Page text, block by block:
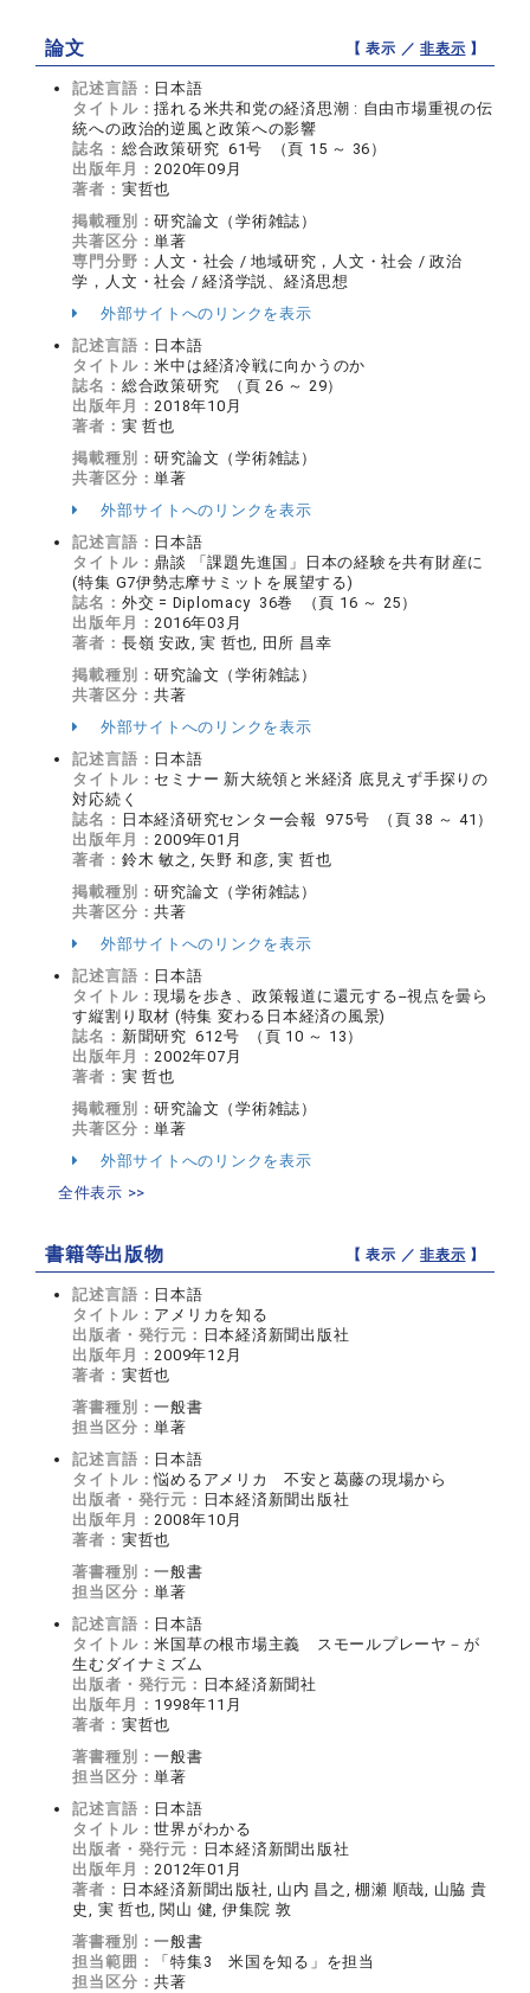
論文 【 表示 ／非表示 】
記述言語： 日本語
タイトル：揺れる米共和党の経済思潮 : 自由市場重視の伝
統への政治的逆風と政策への影響
誌名： 総合政策研究 61号 （頁 15 ～ 36）
出版年月：2020年09月
著者： 実哲也
掲載種別：研究論文（学術雑誌）
共著区分：単著
専門分野： 人文・社会 / 地域研究，人文・社会 / 政治
学，人文・社会 / 経済学説、経済思想
外部サイトへのリンクを表示
記述言語： 日本語
タイトル：米中は経済冷戦に向かうのか
誌名： 総合政策研究 （頁 26 ～ 29）
出版年月：2018年10月
著者： 実 哲也
掲載種別：研究論文（学術雑誌）
共著区分：単著
外部サイトへのリンクを表示
記述言語： 日本語
タイトル： 鼎談 「課題先進国」日本の経験を共有財産に
(特集 G7伊勢志摩サミットを展望する)
誌名： 外交 = Diplomacy 36巻 （頁 16 ～ 25）
出版年月：2016年03月
著者： 長嶺 安政, 実 哲也, 田所 昌幸
掲載種別：研究論文（学術雑誌）
共著区分：共著
外部サイトへのリンクを表示
記述言語： 日本語
タイトル： セミナー 新大統領と米経済 底見えず手探りの
対応続く
誌名： 日本経済研究センター会報 975号 （頁 38 ～ 41）
出版年月：2009年01月
著者： 鈴木 敏之, 矢野 和彦, 実 哲也
掲載種別：研究論文（学術雑誌）
共著区分：共著
外部サイトへのリンクを表示
記述言語： 日本語
タイトル：現場を歩き、政策報道に還元する--視点を曇ら
す縦割り取材 (特集 変わる日本経済の風景)
誌名： 新聞研究 612号 （頁 10 ～ 13）
出版年月：2002年07月
著者： 実 哲也
掲載種別：研究論文（学術雑誌）
共著区分：単著
外部サイトへのリンクを表示
全件表示 >>
書籍等出版物 【 表示 ／非表示 】
記述言語： 日本語
タイトル： アメリカを知る
出版者・発行元： 日本経済新聞出版社
出版年月：2009年12月
著者： 実哲也
著書種別：一般書
担当区分：単著
記述言語： 日本語
タイトル：悩めるアメリカ 不安と葛藤の現場から
出版者・発行元： 日本経済新聞出版社
出版年月：2008年10月
著者： 実哲也
著書種別：一般書
担当区分：単著
記述言語： 日本語
タイトル：米国草の根市場主義 スモールプレーヤ－が
生むダイナミズム
出版者・発行元： 日本経済新聞社
出版年月： 1998年11月
著者： 実哲也
著書種別：一般書
担当区分：単著
記述言語： 日本語
タイトル：世界がわかる
出版者・発行元： 日本経済新聞出版社
出版年月：2012年01月
著者： 日本経済新聞出版社, 山内 昌之, 棚瀬 順哉, 山脇 貴
史, 実 哲也, 関山 健, 伊集院 敦
著書種別：一般書
担当範囲：
「特集3 米国を知る」を担当
担当区分：共著